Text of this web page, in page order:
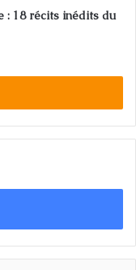
: 18 récits inédits du